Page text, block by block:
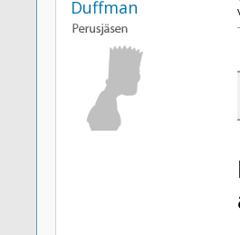
Duffman